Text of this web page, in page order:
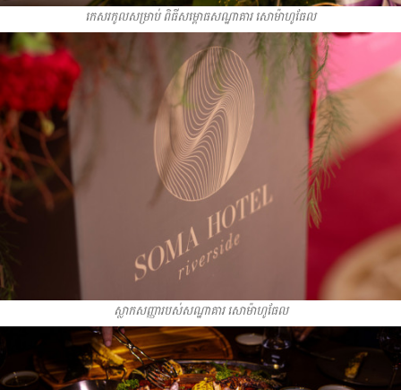
កេសរកូលសម្រាប់ ពិធីសម្ពោធសណ្ឋាគារ សោម៉ាហូធែល
ស្លាកសញ្ញារបស់សណ្ឋាគារ សោម៉ាហូធែល